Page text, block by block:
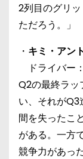
2列目のグリ
ただろう。」
・ キミ・アン
ドライバー
Q2の最終ラッ
い、それがQ3
間を失ったこ
がある。一方
競争力があっ